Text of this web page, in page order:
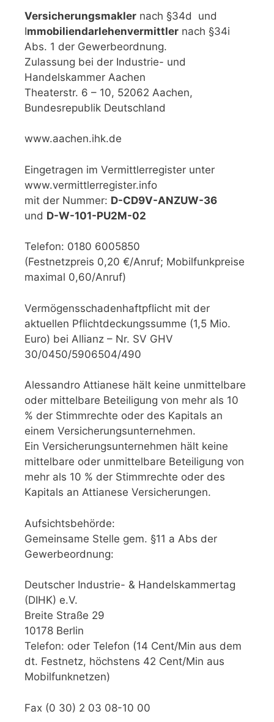
Versicherungsmakler nach §34d und
Immobiliendarlehenvermittler nach §34i
Abs. 1 der Gewerbeordnung.
Zulassung bei der Industrie- und
Handelskammer Aachen
Theaterstr. 6 – 10, 52062 Aachen,
Bundesrepublik Deutschland
www.aachen.ihk.de
Eingetragen im Vermittlerregister unter
www.vermittlerregister.info
mit der Nummer: D-CD9V-ANZUW-36
und D-W-101-PU2M-02
Telefon: 0180 6005850
(Festnetzpreis 0,20 €/Anruf; Mobilfunkpreise
maximal 0,60/Anruf)
Vermögensschadenhaftpflicht mit der
aktuellen Pflichtdeckungssumme (1,5 Mio.
Euro) bei Allianz – Nr. SV GHV
30/0450/5906504/490
Alessandro Attianese hält keine unmittelbare
oder mittelbare Beteiligung von mehr als 10
% der Stimmrechte oder des Kapitals an
einem Versicherungsunternehmen.
Ein Versicherungsunternehmen hält keine
mittelbare oder unmittelbare Beteiligung von
mehr als 10 % der Stimmrechte oder des
Kapitals an Attianese Versicherungen.
Aufsichtsbehörde:
Gemeinsame Stelle gem. §11 a Abs der
Gewerbeordnung:
Deutscher Industrie- & Handelskammertag
(DIHK) e.V.
Breite Straße 29
10178 Berlin
Telefon: oder Telefon (14 Cent/Min aus dem
dt. Festnetz, höchstens 42 Cent/Min aus
Mobilfunknetzen)
Fax (0 30) 2 03 08-10 00